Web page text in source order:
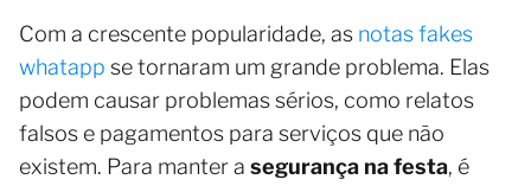
Com a crescente popularidade, as notas fakes
whatapp se tornaram um grande problema. Elas
podem causar problemas sérios, como relatos
falsos e pagamentos para serviços que não
existem. Para manter a segurança na festa, é